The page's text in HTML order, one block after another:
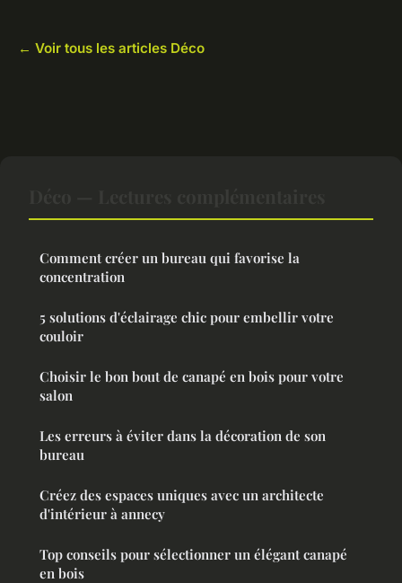
← Voir tous les articles Déco
Comment créer un bureau qui favorise la
concentration
5 solutions d'éclairage chic pour embellir votre
couloir
Choisir le bon bout de canapé en bois pour votre
salon
Les erreurs à éviter dans la décoration de son
bureau
Créez des espaces uniques avec un architecte
d'intérieur à annecy
Top conseils pour sélectionner un élégant canapé
en bois